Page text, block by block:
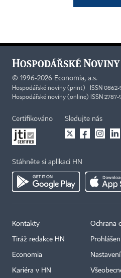
© 1996-2026 Economia, a.s.
Hospodářské noviny (print) ISSN 0862-
Hospodářské noviny (online) ISSN 2787-
Certifikováno Sledujte nás
Stáhněte si aplikaci HN
Kontakty
Tiráž redakce HN
Economia
Kariéra v HN
Ochrana